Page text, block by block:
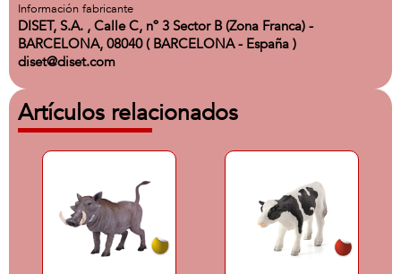
Información fabricante
DISET, S.A. , Calle C, nº 3 Sector B (Zona Franca) -
BARCELONA, 08040 ( BARCELONA - España )
diset@diset.com
Artículos relacionados